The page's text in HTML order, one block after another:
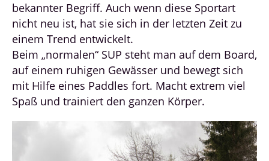
bekannter Begriff. Auch wenn diese Sportart
nicht neu ist, hat sie sich in der letzten Zeit zu
einem Trend entwickelt.
Beim „normalen“ SUP steht man auf dem Board,
auf einem ruhigen Gewässer und bewegt sich
mit Hilfe eines Paddles fort. Macht extrem viel
Spaß und trainiert den ganzen Körper.